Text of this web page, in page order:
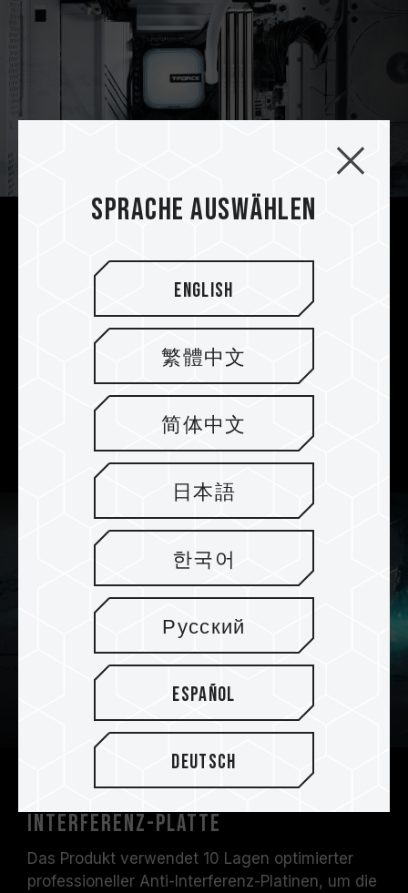
weißem Design
Die schneeweiße, aurorafarbene XTREEM ARGB
DDR5 WHITE ist perfekt für verschiedene Builds
mit weißem Thema. Die ARGB-Beleuchtung und
das weiße Erscheinungsbild sorgen für eine
unvergleichliche Ästhetik und machen den
Gaming-PC zu einem einzigartigen und
Hochwertige 10-lagige Anti-
Interferenz-Platte
Das Produkt verwendet 10 Lagen optimierter
professioneller Anti-Interferenz-Platinen, um die
Sprache auswählen
English
繁體中文
简体中文
日本語
한국어
Русский
Español
Deutsch